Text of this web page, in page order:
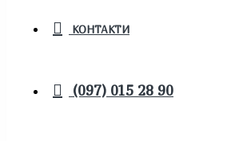
КОНТАКТИ
(097) 015 28 90